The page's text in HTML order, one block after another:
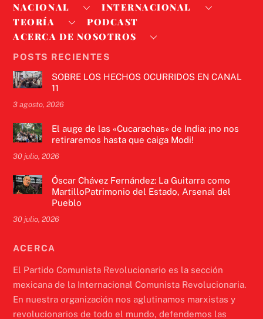
NACIONAL
INTERNACIONAL
TEORÍA
PODCAST
ACERCA DE NOSOTROS
POSTS RECIENTES
SOBRE LOS HECHOS OCURRIDOS EN CANAL
11
3 agosto, 2026
El auge de las «Cucarachas» de India: ¡no nos
retiraremos hasta que caiga Modi!
30 julio, 2026
Óscar Chávez Fernández: La Guitarra como
MartilloPatrimonio del Estado, Arsenal del
Pueblo
30 julio, 2026
ACERCA
El Partido Comunista Revolucionario es la sección
mexicana de la Internacional Comunista Revolucionaria.
En nuestra organización nos aglutinamos marxistas y
revolucionarios de todo el mundo, defendemos las